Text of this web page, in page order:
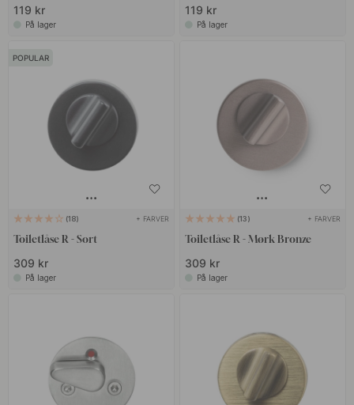
119 kr
På lager
119 kr
På lager
POPULAR
18 + FARVER
Toiletlåse R - Sort
309 kr
På lager
13 + FARVER
Toiletlåse R - Mørk Bronze
309 kr
På lager